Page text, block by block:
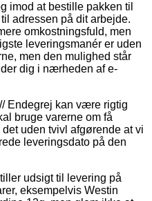
imod at bestille pakken til
adressen på dit arbejde.
omkostningsfuld, men
leveringsmanér er uden
men den mulighed står
dig i nærheden af e-
Endegrej kan være rigtig
bruge varerne om få
uden tvivl afgørende at vi
leveringsdato på den
udsigt til levering på
eksempelvis Westin